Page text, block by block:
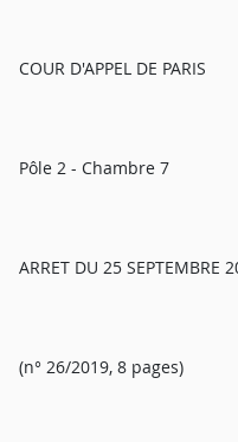
COUR D'APPEL DE PARIS
Pôle 2 - Chambre 7
ARRET DU 25 SEPTEMBRE
(n° 26/2019, 8 pages)